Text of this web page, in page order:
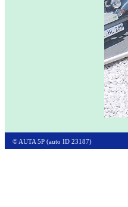
© AUTA 5P (auto ID 23187)